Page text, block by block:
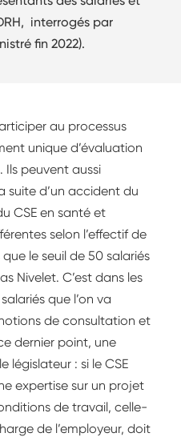
interrogés par
fin 2022).
au processus
unique d’évaluation
Ils peuvent aussi
suite d’un accident du
CSE en santé et
selon l’effectif de
le seuil de 50 salariés
Nivelet. C’est dans les
que l’on va
de consultation et
dernier point, une
législateur : si le CSE
expertise sur un projet
de travail, celle-
de l’employeur, doit